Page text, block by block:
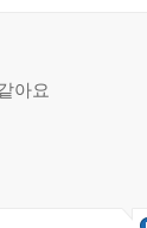
아요